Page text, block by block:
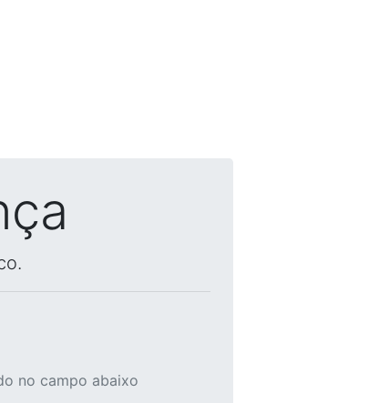
no campo abaixo